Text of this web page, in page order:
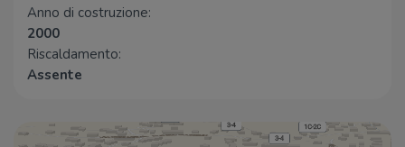
Mazzonetto
Bar
L'incontro
170 m
Anno di costruzione:
2000
Riscaldamento:
Assente